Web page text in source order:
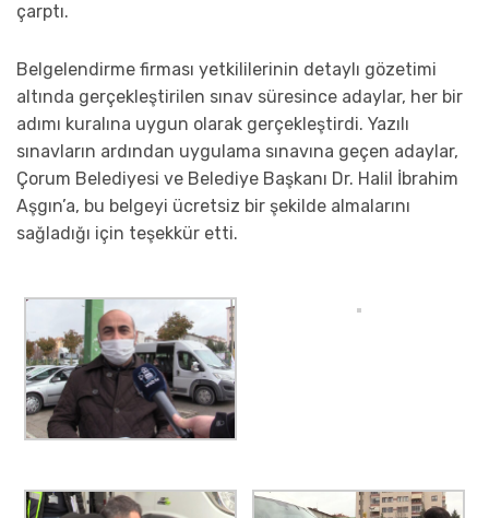
çarptı.
Belgelendirme firması yetkililerinin detaylı gözetimi
altında gerçekleştirilen sınav süresince adaylar, her bir
adımı kuralına uygun olarak gerçekleştirdi. Yazılı
sınavların ardından uygulama sınavına geçen adaylar,
Çorum Belediyesi ve Belediye Başkanı Dr. Halil İbrahim
Aşgın’a, bu belgeyi ücretsiz bir şekilde almalarını
sağladığı için teşekkür etti.